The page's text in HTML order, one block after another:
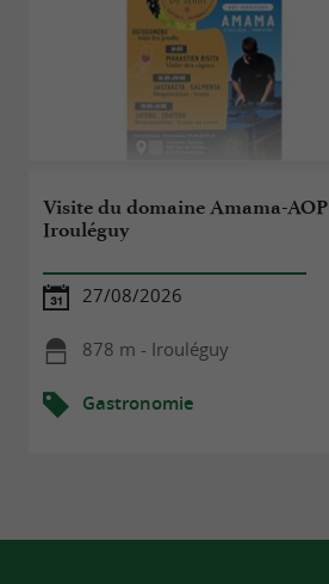
Visite du domaine Amama-AOP
Irouléguy
27/08/2026
878 m - Irouléguy
Gastronomie